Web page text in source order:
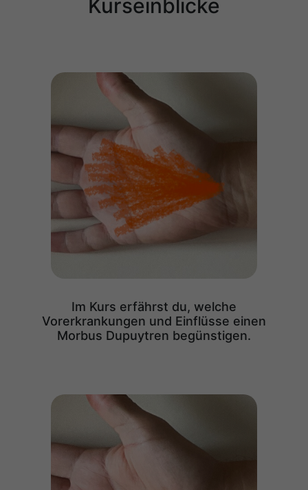
Kurseinblicke
Im Kurs erfährst du, welche
Vorerkrankungen und Einflüsse einen
Morbus Dupuytren begünstigen.